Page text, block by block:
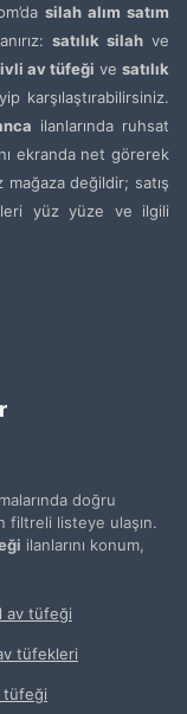
silah alım satım
satılık silah ve
av tüfeği vesatılık
karşılaştırabilirsiniz.
ilanlarında ruhsat
ekranda net görerek
değildir; satış
yüz yüze ve ilgili
doğru
filtreli listeye ulaşın.
ilanlarını konum,
av tüfeği
tüfekleri
tüfeği